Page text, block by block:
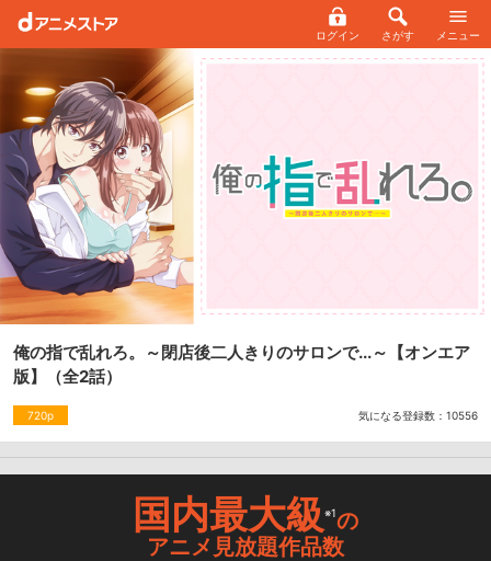
ログイン さがす メニュー
俺の指で乱れろ。～閉店後二人きりのサロンで...～【オンエア
版】
（全2話）
720p 気になる登録数： 10556
国内最大級※1の
アニメ見放題作品数